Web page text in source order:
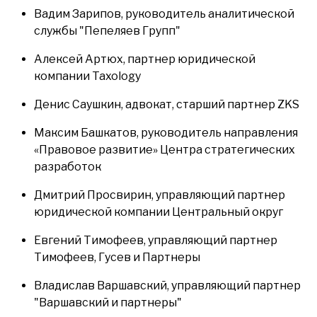
Вадим Зарипов, руководитель аналитической
службы "Пепеляев Групп"
Алексей Артюх, партнер юридической
компании Taxology
Денис Саушкин, адвокат, старший партнер ZKS
Максим Башкатов, руководитель направления
«Правовое развитие» Центра стратегических
разработок
Дмитрий Просвирин, управляющий партнер
юридической компании Центральный округ
Евгений Тимофеев, управляющий партнер
Тимофеев, Гусев и Партнеры
Владислав Варшавский, управляющий партнер
"Варшавский и партнеры"